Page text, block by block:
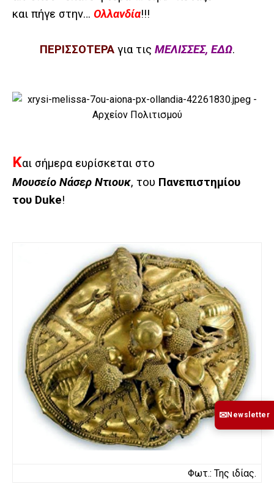
και πήγε στην… Ολλανδία!!!
ΠΕΡΙΣΣΟΤΕΡΑ για τις ΜΕΛΙΣΣΕΣ, ΕΔΩ.
Και σήμερα ευρίσκεται στο
Μουσείο Νάσερ Ντιουκ, του Πανεπιστημίου
του Duke!
Φωτ.: Της ιδίας.
✉Newsletter